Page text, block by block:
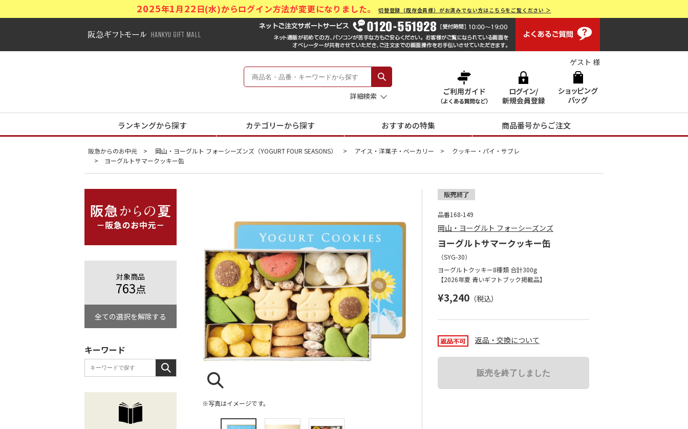
2025年1月22日(水)からログイン方法が変更になりました。切替登録（既存会員様）がお済みでない方はこちらをご覧ください ＞
阪急ギフトモール Hankyu Gift Mall
画面操作で困ったらお電話でサポート 0120-551928 [
阪急からの夏 -阪急のお中元-
詳細検索
ゲスト 様
ランキングから探す カテゴリーから探す おすすめの特集 商品番号からご注文
阪急からのお中元 岡山・ヨーグルト フォーシーズンズ（YOGURT FOUR SEASONS） アイス・洋菓子・ベーカリー
クッキー・パイ・サブレ
ヨーグルトサマークッキー缶
※写真はイメージです。
品番168-149
岡山・ヨーグルト フォーシーズンズ
ヨーグルトサマークッキー缶
（SYG-30）
ヨーグルトクッキー8種類 合計300g
【2026年夏 青いギフトブック掲載品】
¥3,240 （税込）
返品・交換について
販売を終了しました
対象商品
763点
全ての選択を解除する
キーワード